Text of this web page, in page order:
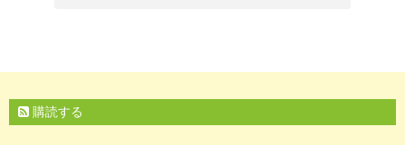
購読する